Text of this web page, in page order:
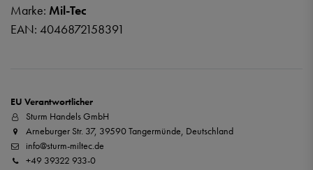
Marke: Mil-Tec
EAN: 4046872158391
EU Verantwortlicher
Sturm Handels GmbH
Arneburger Str. 37, 39590 Tangermünde, Deutschland
info@sturm-miltec.de
+49 39322 933-0